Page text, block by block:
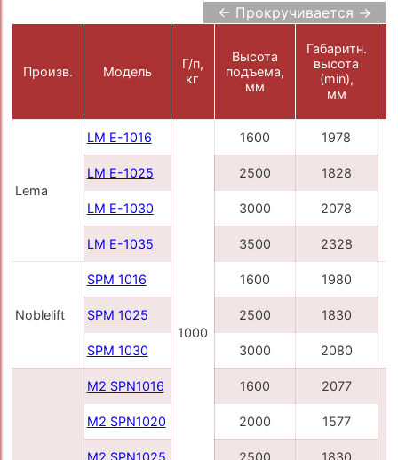
← Прокручивается →
Произв. Модель
Г/п,
кг
Высота
подъема,
мм
Габаритн.
высота
(min),
мм
Lema
LM E-1016
1000
1600 1978
LM E-1025 2500 1828
LM E-1030 3000 2078
LM E-1035 3500 2328
Noblelift
SPM 1016 1600 1980
SPM 1025 2500 1830
SPM 1030 3000 2080
M2 SPN1016 1600 2077
M2 SPN1020 2000 1577